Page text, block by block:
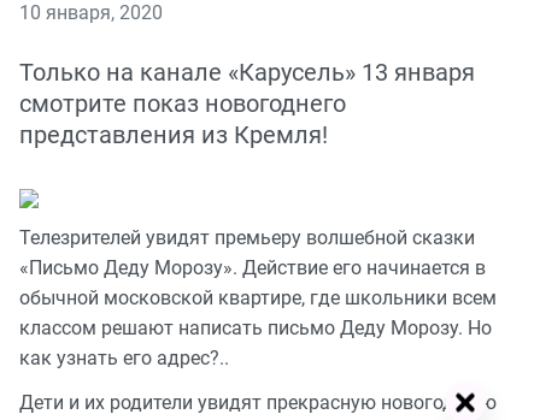
10 января, 2020
Только на канале «Карусель» 13 января
смотрите показ новогоднего
представления из Кремля!
Телезрителей увидят премьеру волшебной сказки
«Письмо Деду Морозу». Действие его начинается в
обычной московской квартире, где школьники всем
классом решают написать письмо Деду Морозу. Но
как узнать его адрес?..
Дети и их родители увидят прекрасную новогоднюю